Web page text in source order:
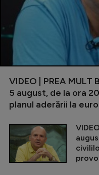
VIDEO | PREA
5 august, de la ora
planul aderării la euro